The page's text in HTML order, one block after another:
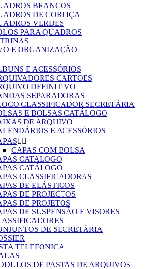
BRANCOS
DE CORTIÇA
VERDES
PARA QUADROS
E ORGANIZAÇÃO
E ACESSÓRIOS
CARTOES
DEFINITIVO
SEPARADORAS
CLASSIFICADOR SECRETÁRIA
E BOLSAS CATÁLOGO
DE ARQUIVO
E ACESSÓRIOS
 
CAPAS COM BOLSA
CATALOGO
CATÁLOGO
CLASSIFICADORAS
DE ELÁSTICOS
DE PROJECTOS
DE PROJETOS
DE SUSPENSÃO E VISORES
DE SECRETÁRIA
TELEFONICA
DE PASTAS DE ARQUIVOS